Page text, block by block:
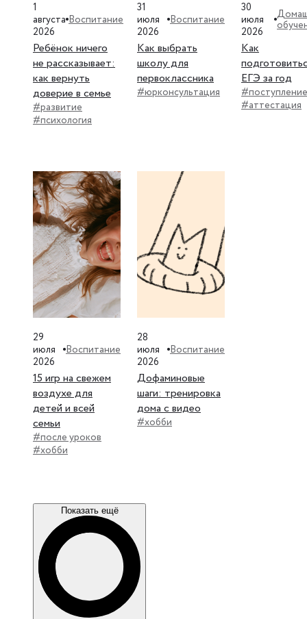
1
августа
2026
Воспитание
Ребёнок ничего
не рассказывает:
как вернуть
доверие в семье
#развитие
#психология
31
июля
2026
Воспитание
Как выбрать
школу для
первоклассника
#юрконсультация
30
июля
2026
Как
ЕГЭ за год
#поступление
#аттестация
29
июля
2026
Воспитание
15 игр на свежем
воздухе для
детей и всей
семьи
#после уроков
#хобби
28
июля
2026
Воспитание
Дофаминовые
шаги: тренировка
дома с видео
#хобби
Показать ещё